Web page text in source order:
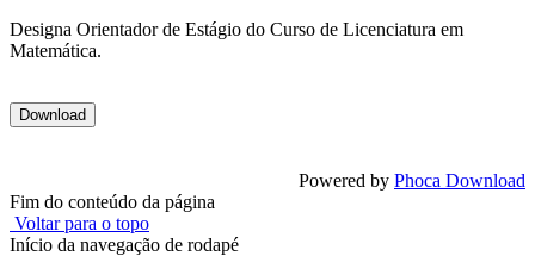
Designa Orientador de Estágio do Curso de Licenciatura em
Matemática.
Powered by Phoca Download
Fim do conteúdo da página
Voltar para o topo
Início da navegação de rodapé